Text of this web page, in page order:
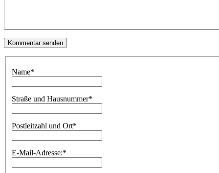
Name*
Straße und Hausnummer*
Postleitzahl und Ort*
E-Mail-Adresse:*